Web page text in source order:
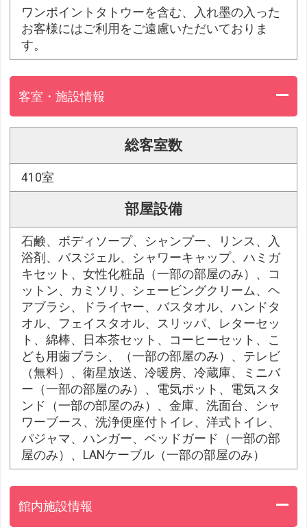
ワンポイントタトウーを含む、入れ墨の入った
お客様にはご利用をご遠慮いただいておりま
す。
客室・施設情報
総客室数
410室
部屋設備
石鹸、ボディソープ、シャンプー、リンス、入
浴剤、バスジェル、シャワーキャップ、ハミガ
キセット、女性化粧品（一部の部屋のみ）、コ
ットン、カミソリ、シェービングクリーム、ヘ
アブラシ、ドライヤー、バスタオル、ハンドタ
オル、フェイスタオル、スリッパ、レターセッ
ト、綿棒、日本茶セット、コーヒーセット、こ
ども用歯ブラシ、（一部の部屋のみ）、テレビ
（無料）、衛星放送、冷暖房、冷蔵庫、ミニバ
ー（一部の部屋のみ）、電気ポット、電気スタ
ンド（一部の部屋のみ）、金庫、洗面台、シャ
ワーブース、洗浄便座付トイレ、洋式トイレ、
パジャマ、ハンガー、ベッドガード（一部の部
屋のみ）、LANケーブル（一部の部屋のみ）
館内施設情報